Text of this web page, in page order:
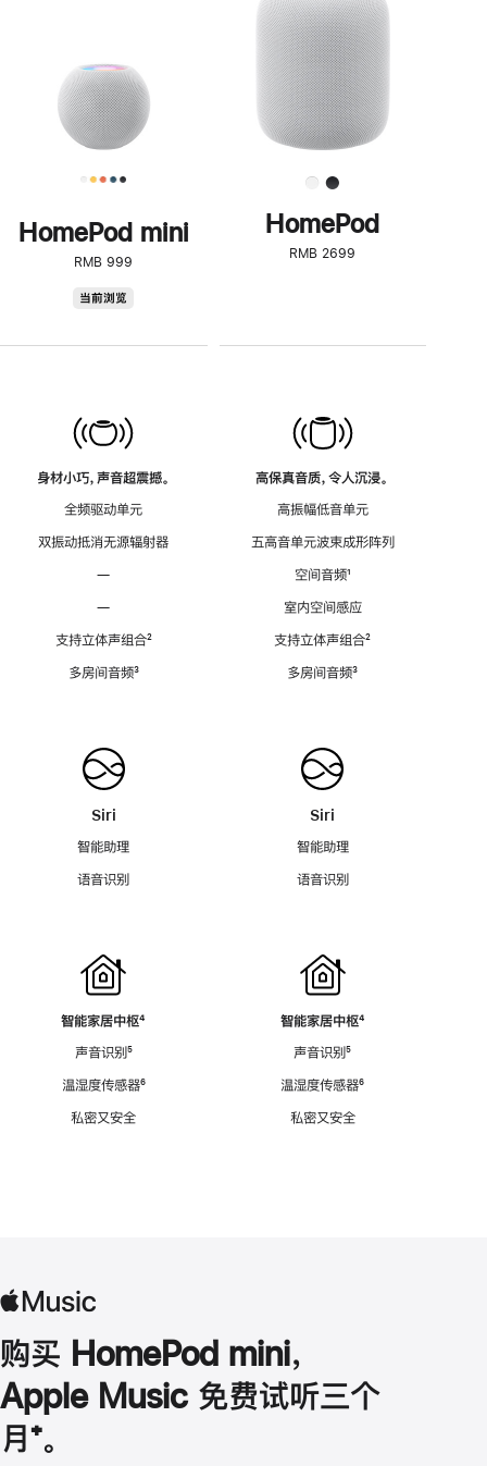
HomePod mini
RMB 999
当前浏览
身材小巧，声音超震撼。
全频驱动单元
双振动抵消无源辐射器
—
—
支持立体声组合脚
²
多房间音频脚
³
Siri
智能助理
语音识别
智能家居中枢脚
⁴
声音识别脚
⁵
温湿度传感器脚
⁶
私密又安全
了
解
HomePod<
HomePod
RMB 2699
高保真音质，令人沉浸。
高振幅低音单元
五高音单元波束成形阵列
空间音频脚
¹
室内空间感应
支持立体声组合脚
²
多房间音频脚
³
Siri
智能助理
语音识别
智能家居中枢脚
⁴
声音识别脚
⁵
温湿度传感器脚
⁶
私密又安全
购买 HomePod mini，
Apple Music 免费试听三个
月 脚
⁺。